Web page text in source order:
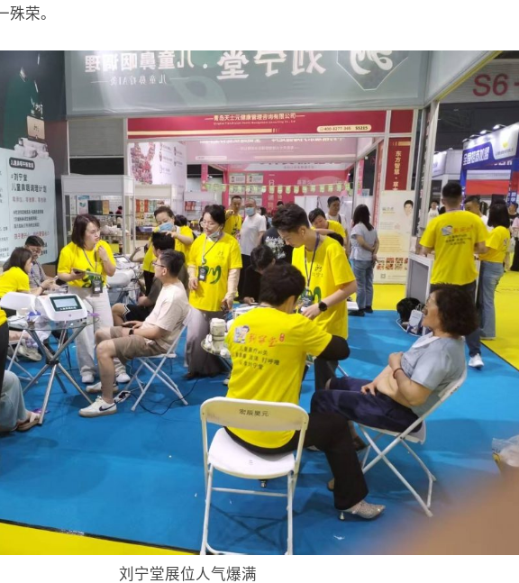
殊荣。
刘宁堂展位人气爆满